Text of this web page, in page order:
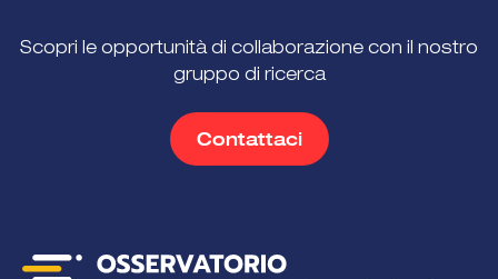
Scopri le opportunità di collaborazione con il nostro
gruppo di ricerca
Contattaci